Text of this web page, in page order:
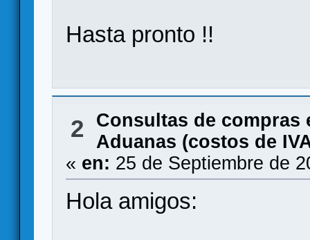
Hasta pronto !!
2
Consultas de compras
Aduanas (costos de
« en: 25 de Septiembre de
Hola amigos: